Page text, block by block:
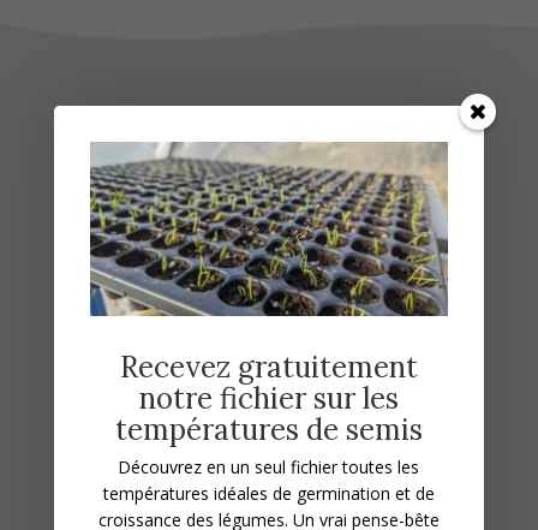
Vous aimerez sûrement :
Recevez gratuitement
notre fichier sur les
températures de semis
Découvrez en un seul fichier toutes les
températures idéales de germination et de
croissance des légumes. Un vrai pense-bête